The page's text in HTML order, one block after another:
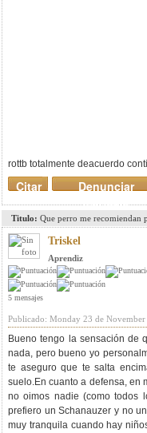
rottb totalmente deacuerdo
Denunciar
mensaje
Citar
Titulo: Que perro me recomiendan
Triskel
Aprendiz
5 mensajes
Publicado: Monday 23 de
Bueno tengo la sensación de
nada, pero bueno yo
te aseguro que te salta
suelo.En cuanto a defensa, en
no oimos nadie (como todos
prefiero un Schanauzer y no
muy tranquila cuando hay